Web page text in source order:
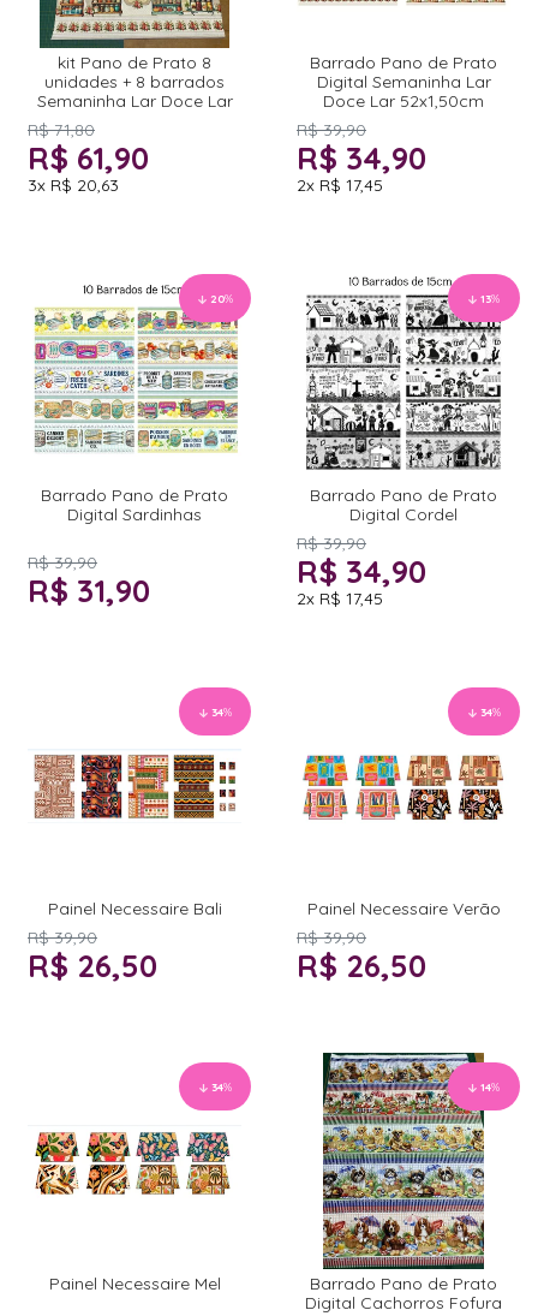
kit Pano de Prato 8
unidades + 8 barrados
Semaninha Lar Doce Lar
R$ 71,80
R$ 61,90
3x R$ 20,63
Barrado Pano de Prato
Digital Semaninha Lar
Doce Lar 52x1,50cm
R$ 39,90
R$ 34,90
2x R$ 17,45
20%
Barrado Pano de Prato
Digital Sardinhas
R$ 39,90
R$ 31,90
13%
Barrado Pano de Prato
Digital Cordel
R$ 39,90
R$ 34,90
2x R$ 17,45
34%
Painel Necessaire Bali
R$ 39,90
R$ 26,50
34%
Painel Necessaire Verão
R$ 39,90
R$ 26,50
34%
Painel Necessaire Mel
14%
Barrado Pano de Prato
Digital Cachorros Fofura